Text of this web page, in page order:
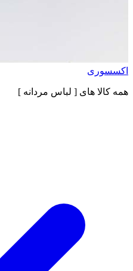
اکسسوری
همه کالا های [ لباس مردانه ]